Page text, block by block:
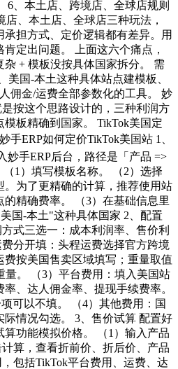
6、本土店、跨境店、全球店规则
、本土店、全球店三种玩法，
担方式、定价逻辑都有差异。用
定出问题。 上面这六个痛点，
+ 模板没按具体国家拆分。 需
美国-本土这种具体站点建模板、
佣金/运费全部参数化的工具。 妙
按这个思路设计的，三种利润方
板精确到国家。 TikTok美国定
ERP如何定价TikTok美国站 1、
妙手ERP后台，路径是「产品 =>
1）填写模板名称。 （2）选择
为了更精确的计算，推荐使用站
精确费率。 （3）在基础信息里
国-本土"这种具体国家 2、配置
式三选一：成本利润率、售价利
分开填：头程运费选择官方跨境
按美国售卖区域填写；重量取值
量。 （3）平台费用：填入美国站
、达人佣金率、提现手续费率。
可以不填。 （4）其他费用：国
情况勾选。 3、售价试算 配置好
功能模拟价格。 （1）输入产品
算，查看折前价、折后价、产品
包括TikTok平台费用、运费、达